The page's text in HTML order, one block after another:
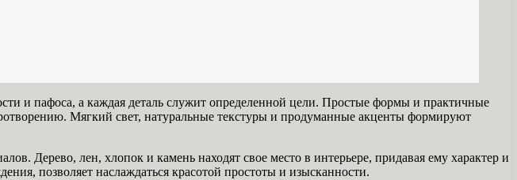
и пафоса, а каждая деталь служит определенной цели. Простые формы и практичные
Мягкий свет, натуральные текстуры и продуманные акценты формируют
Дерево, лен, хлопок и камень находят свое место в интерьере, придавая ему характер и
позволяет наслаждаться красотой простоты и изысканности.